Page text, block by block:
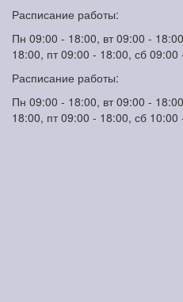
Расписание работы:
Пн 09:00 - 18:00, вт 09:00 -
18:00, пт 09:00 - 18:00, сб
Расписание работы:
Пн 09:00 - 18:00, вт 09:00 -
18:00, пт 09:00 - 18:00, сб